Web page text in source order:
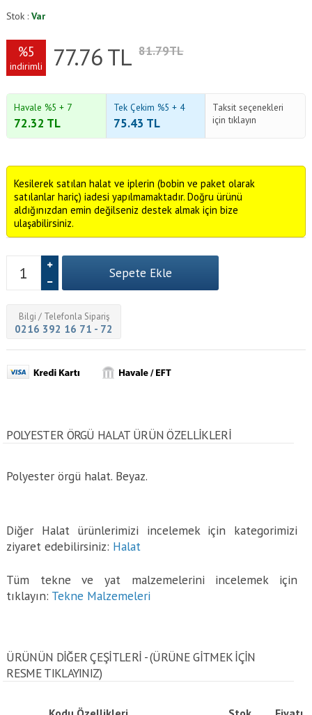
Stok :Var
%5
indirimli 77.76TL 81.79TL
Havale %5 + 7
72.32 TL
Tek Çekim %5 + 4
75.43 TL
Taksit seçenekleri
için tıklayın
Kesilerek satılan halat ve iplerin (bobin ve paket olarak
satılanlar hariç) iadesi yapılmamaktadır. Doğru ürünü
aldığınızdan emin değilseniz destek almak için bize
ulaşabilirsiniz.
Bilgi / Telefonla Sipariş
0216 392 16 71 - 72
POLYESTER ÖRGÜ HALAT ÜRÜN ÖZELLİKLERİ
Polyester örgü halat. Beyaz.
Diğer Halat ürünlerimizi incelemek için kategorimizi
ziyaret edebilirsiniz: Halat
Tüm tekne ve yat malzemelerini incelemek için
tıklayın: Tekne Malzemeleri
ÜRÜNÜN DİĞER ÇEŞİTLERİ - (ÜRÜNE GITMEK IÇIN
RESME TIKLAYINIZ)